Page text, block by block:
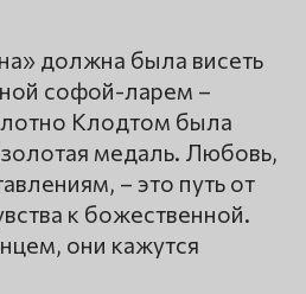
должна была висеть
софой-ларем –
Клодтом была
медаль. Любовь,
– это путь от
к божественной.
они кажутся